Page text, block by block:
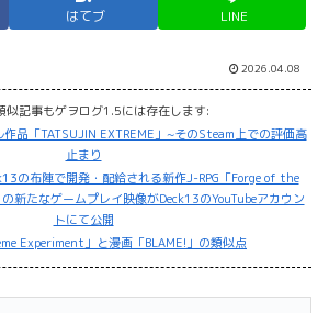
はてブ LINE
2026.04.08
似記事もゲヲログ1.5には存在します:
品「TATSUJIN EXTREME」~そのSteam上での評価高
止まり
の布陣で開発・配給される新作J-RPG「Forge of the
新たなゲームプレイ映像がDeck13のYouTubeアカウン
トにて公開
Experiment」と漫画「BLAME!」の類似点